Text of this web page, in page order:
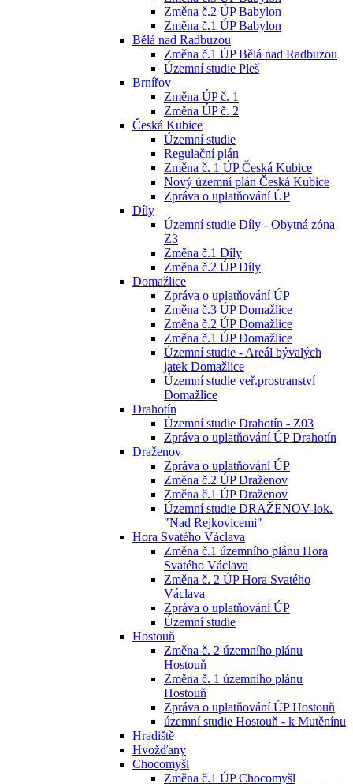
Změna č.2 ÚP Babylon
Změna č.1 ÚP Babylon
Bělá nad Radbuzou
Změna č.1 ÚP Bělá nad Radbuzou
Územní studie Pleš
Brnířov
Změna ÚP č. 1
Změna ÚP č. 2
Česká Kubice
Územní studie
Regulační plán
Změna č. 1 ÚP Česká Kubice
Nový územní plán Česká Kubice
Zpráva o uplatňování ÚP
Díly
Územní studie Díly - Obytná zóna
Z3
Změna č.1 Díly
Změna č.2 ÚP Díly
Domažlice
Zpráva o uplatňování ÚP
Změna č.3 ÚP Domažlice
Změna č.2 ÚP Domažlice
Změna č.1 ÚP Domažlice
Územní studie - Areál bývalých
jatek Domažlice
Územní studie veř.prostranství
Domažlice
Drahotín
Územní studie Drahotín - Z03
Zpráva o uplatňování ÚP Drahotín
Draženov
Zpráva o uplatňování ÚP
Změna č.2 ÚP Draženov
Změna č.1 ÚP Draženov
Územní studie DRAŽENOV-lok.
"Nad Rejkovicemi"
Hora Svatého Václava
Změna č.1 územního plánu Hora
Svatého Václava
Změna č. 2 ÚP Hora Svatého
Václava
Zpráva o uplatňování ÚP
Územní studie
Hostouň
Změna č. 2 územního plánu
Hostouň
Změna č. 1 územního plánu
Hostouň
Zpráva o uplatňování ÚP Hostouň
územní studie Hostouň - k Mutěnínu
Hradiště
Hvožďany
Chocomyšl
Změna č.1 ÚP Chocomyšl